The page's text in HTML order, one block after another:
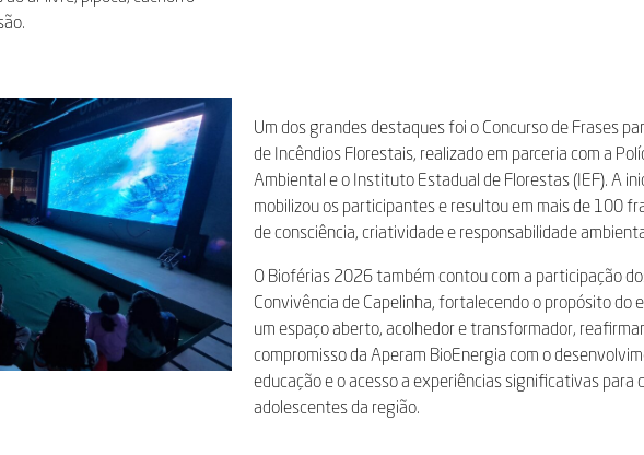
Um dos grandes destaques foi o Concurso de Frases
de Incêndios Florestais, realizado em parceria com a
Ambiental e o Instituto Estadual de Florestas (IEF). A
mobilizou os participantes e resultou em mais de 100
de consciência, criatividade e responsabilidade
O Bioférias 2026 também contou com a participação
Convivência de Capelinha, fortalecendo o propósito do
um espaço aberto, acolhedor e transformador,
compromisso da Aperam BioEnergia com o
educação e o acesso a experiências significativas para
adolescentes da região.